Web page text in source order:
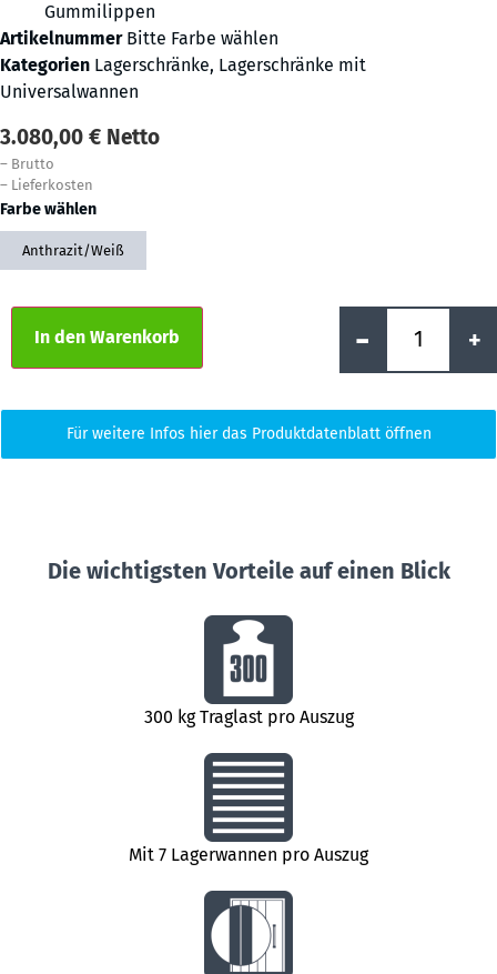
Gummilippen
Artikelnummer Bitte Farbe wählen
Kategorien Lagerschränke, Lagerschränke mit
Universalwannen
3.080,00 € Netto
– Brutto
– Lieferkosten
Farbe wählen
Anthrazit/Weiß
- +
In den Warenkorb
Für weitere Infos hier das Produktdatenblatt öffnen
Die wichtigsten Vorteile auf einen Blick
300 kg Traglast pro Auszug
Mit 7 Lagerwannen pro Auszug